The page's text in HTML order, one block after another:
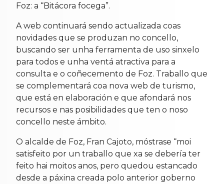
Foz: a “Bitácora focega”.
A web continuará sendo actualizada coas
novidades que se produzan no concello,
buscando ser unha ferramenta de uso sinxelo
para todos e unha ventá atractiva para a
consulta e o coñecemento de Foz. Traballo que
se complementará coa nova web de turismo,
que está en elaboración e que afondará nos
recursos e nas posibilidades que ten o noso
concello neste ámbito.
O alcalde de Foz, Fran Cajoto, móstrase “moi
satisfeito por un traballo que xa se debería ter
feito hai moitos anos, pero quedou estancado
desde a páxina creada polo anterior goberno